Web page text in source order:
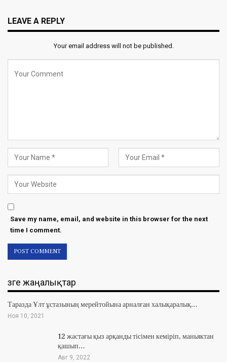
LEAVE A REPLY
Your email address will not be published.
Save my name, email, and website in this browser for the next
time I comment.
Өзге жаңалықтар
Таразда Ұлт ұстазының мерейтойына арналған халықаралық…
Ноя 10, 2021
12 жастағы қыз арқанды тісімен кеміріп, маньяктан
қашып…
Авг 9, 2022